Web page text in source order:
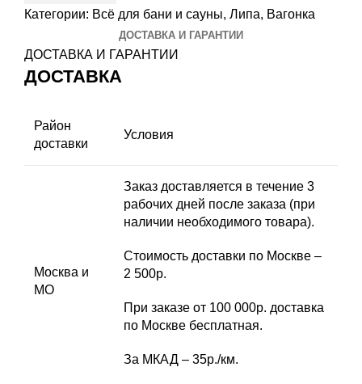
16х98
(2,1м)
Категории: Всё для бани и сауны, Липа, Вагонка
ДОСТАВКА И ГАРАНТИИ
ДОСТАВКА И ГАРАНТИИ
ДОСТАВКА
Район
доставки
Условия
Москва и
МО
Заказ доставляется в течение 3
рабочих дней после заказа (при
наличии необходимого товара).
Стоимость доставки по Москве –
2 500р.
При заказе от 100 000р. доставка
по Москве бесплатная.
За МКАД – 35р./км.